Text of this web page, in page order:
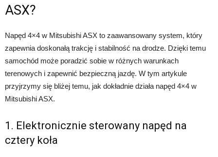
ASX?
Napęd 4×4 w Mitsubishi ASX to zaawansowany system, który
zapewnia doskonałą trakcję i stabilność na drodze. Dzięki temu
samochód może poradzić sobie w różnych warunkach
terenowych i zapewnić bezpieczną jazdę. W tym artykule
przyjrzymy się bliżej temu, jak dokładnie działa napęd 4×4 w
Mitsubishi ASX.
1. Elektronicznie sterowany napęd na
cztery koła